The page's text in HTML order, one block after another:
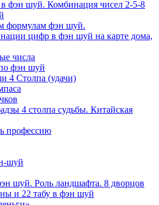
фэн шуй. Комбинация чисел 2-5-8
формулам фэн шуй.
цифр в фэн шуй на карте дома,
числа
фэн шуй
4 Столпа (удачи)
4 столпа судьбы. Китайская
профессию
шуй
шуй. Роль ландшафта. 8 дворцов
и 22 табу в фэн шуй